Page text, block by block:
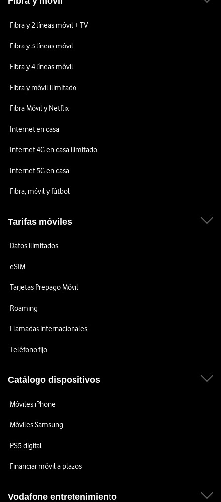
Fibra y 2 líneas móvil + TV
Fibra y 3 líneas móvil
Fibra y 4 líneas móvil
Fibra y móvil ilimitado
Fibra Móvil y Netflix
Internet en casa
Internet 4G en casa ilimitado
Internet 5G en casa
Fibra, móvil y fútbol
Tarifas móviles
Datos ilimitados
eSIM
Tarjetas Prepago Móvil
Roaming
Llamadas internacionales
Teléfono fijo
Catálogo dispositivos
Móviles iPhone
Móviles Samsung
PS5 digital
Financiar móvil a plazos
Vodafone entretenimiento